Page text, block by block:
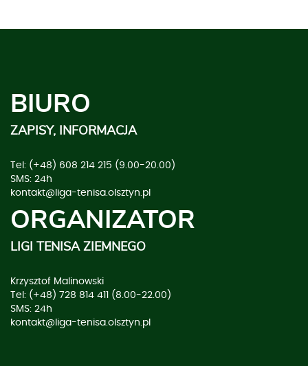
BIURO
ZAPISY, INFORMACJA
Tel: (+48) 608 214 215 (9.00-20.00)
SMS: 24h
kontakt@liga-tenisa.olsztyn.pl
ORGANIZATOR
LIGI TENISA ZIEMNEGO
Krzysztof Malinowski
Tel: (+48) 728 814 411 (8.00-22.00)
SMS: 24h
kontakt@liga-tenisa.olsztyn.pl